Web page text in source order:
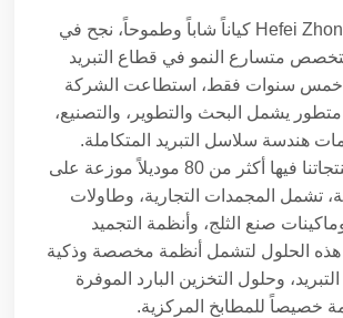
تُعد شركة Hefei Zhongxue كياناً شاباً وطموحاً، نجح في
متسارع النمو في قطاع التبريد
خمس سنوات فقط، استطاعت الشركة
يشمل البحث والتطوير، والتصنيع،
هندسة سلاسل التبريد المتكاملة.
وتضم تشكيلة منتجاتنا فيها أكثر من 80 موديلاً موزعة على
تشمل المجمدات التجارية، وطاولات
صنع الثلج، وأنظمة التجميد
هذه الحلول لتشمل أنظمة مخصصة وذكية
وحلول التخزين البارد الموفرة
خصيصاً للمطابخ المركزية.